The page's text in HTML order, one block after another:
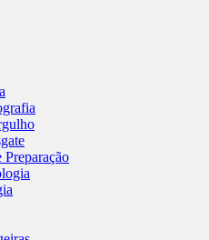
Preparação